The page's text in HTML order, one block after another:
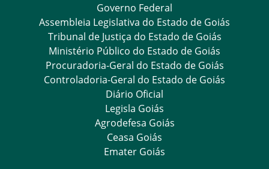
Governo Federal
Assembleia Legislativa do Estado de Goiás
Tribunal de Justiça do Estado de Goiás
Ministério Público do Estado de Goiás
Procuradoria-Geral do Estado de Goiás
Controladoria-Geral do Estado de Goiás
Diário Oficial
Legisla Goiás
Agrodefesa Goiás
Ceasa Goiás
Emater Goiás